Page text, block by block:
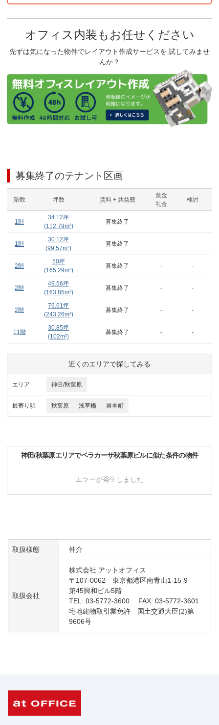
オフィス内装もお任せください
先ずは気になった物件でレイアウト作成サービスを 試してみませ
んか？
募集終了のテナント区画
階数 坪数 賃料 + 共益費
敷金
礼金
検討
1階
34.12坪
(112.79m²)
募集終了 - -
1階
30.12坪
(99.57m²)
募集終了 - -
2階
50坪
(165.29m²)
募集終了 - -
2階
49.56坪
(163.85m²)
募集終了 - -
2階
76.61坪
(243.26m²)
募集終了 - -
11階
30.85坪
(102m²)
募集終了 - -
近くのエリアで探してみる
エリア 神田/秋葉原
最寄り駅 秋葉原 浅草橋 岩本町
神田/秋葉原エリアでベラカーサ秋葉原ビルに似た条件の物件
エラーが発生しました
取扱様態 仲介
取扱会社
株式会社 アットオフィス
〒107-0062 東京都港区南青山1-15-9
第45興和ビル5階
TEL: 03-5772-3600 FAX: 03-5772-3601
宅地建物取引業免許 国土交通大臣(2)第
9606号